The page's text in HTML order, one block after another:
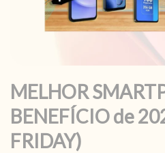
MELHOR
BENEFÍCIO de
FRIDAY)